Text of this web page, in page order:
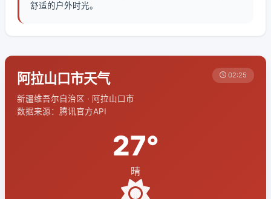
舒适的户外时光。
阿拉山口市天气
新疆维吾尔自治区 · 阿拉山口市
数据来源：腾讯官方API
02:25
27°
晴